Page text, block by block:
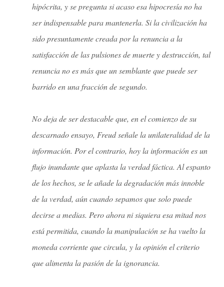
hipócrita, y se pregunta si acaso esa hipocresía no ha
ser indispensable para mantenerla. Si la civilización ha
sido presuntamente creada por la renuncia a la
satisfacción de las pulsiones de muerte y destrucción, tal
renuncia no es más que un semblante que puede ser
barrido en una fracción de segundo.
No deja de ser destacable que, en el comienzo de su
descarnado ensayo, Freud señale la unilateralidad de la
información. Por el contrario, hoy la información es un
flujo inundante que aplasta la verdad fáctica. Al espanto
de los hechos, se le añade la degradación más innoble
de la verdad, aún cuando sepamos que solo puede
decirse a medias. Pero ahora ni siquiera esa mitad nos
está permitida, cuando la manipulación se ha vuelto la
moneda corriente que circula, y la opinión el criterio
que alimenta la pasión de la ignorancia.